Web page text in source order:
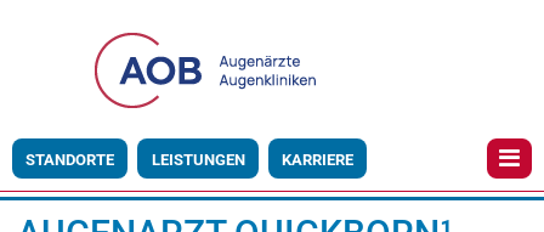
STANDORTE LEISTUNGEN KARRIERE